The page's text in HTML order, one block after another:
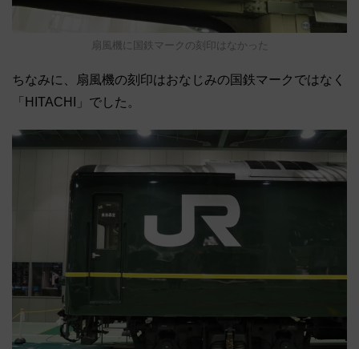
扇風機に国鉄マークの刻印はなかった
ちなみに、扇風機の刻印はおなじみの国鉄マークではなく
「HITACHI」でした。